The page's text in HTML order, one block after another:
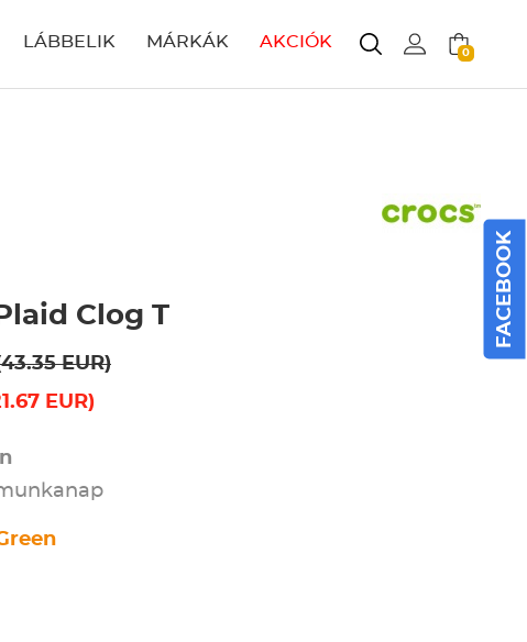
LÁBBELIK MÁRKÁK AKCIÓK
0
Clog T
EUR)
EUR)
FACEBOOK